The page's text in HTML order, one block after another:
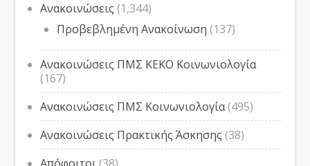
Ανακοινώσεις (1,344)
Προβεβλημένη Ανακοίνωση (137)
Ανακοινώσεις ΠΜΣ ΚΕΚΟ Κοινωνιολογία
(167)
Ανακοινώσεις ΠΜΣ Κοινωνιολογία(495)
Ανακοινώσεις Πρακτικής Άσκησης (38)